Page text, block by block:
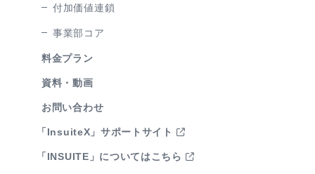
付加価値連鎖
事業部コア
料金プラン
資料・動画
お問い合わせ
「InsuiteX」サポートサイト
「INSUITE」についてはこちら